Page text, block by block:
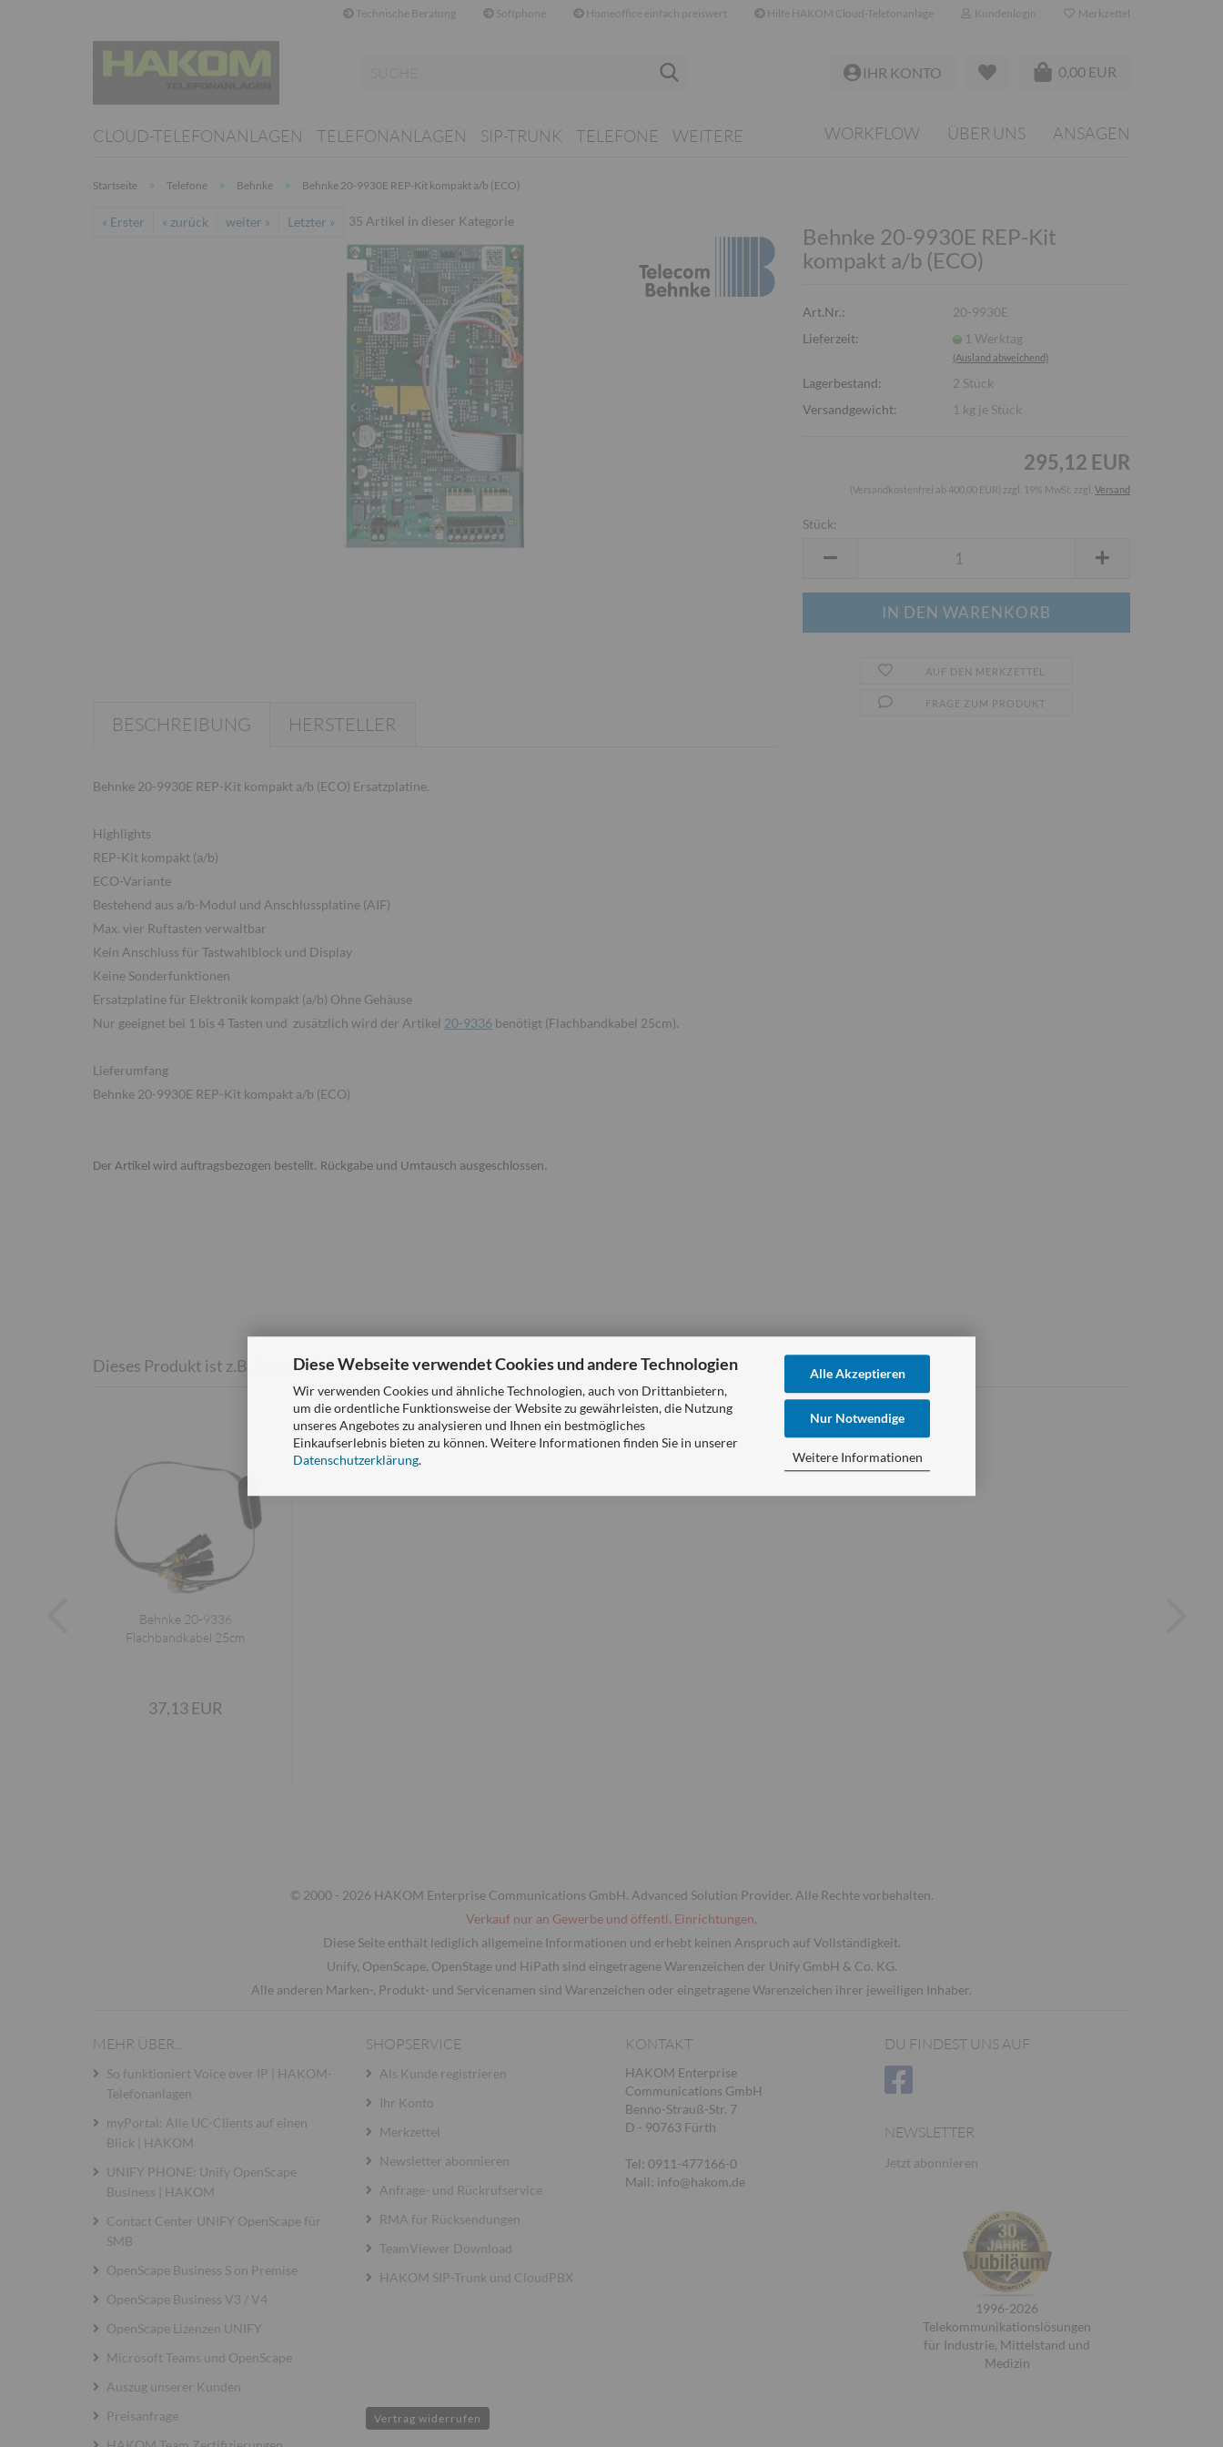
Diese Webseite verwendet Cookies und andere Technologien
Wir verwenden Cookies und ähnliche Technologien, auch von Drittanbietern,
um die ordentliche Funktionsweise der Website zu gewährleisten, die Nutzung
unseres Angebotes zu analysieren und Ihnen ein bestmögliches
Einkaufserlebnis bieten zu können. Weitere Informationen finden Sie in unserer
Datenschutzerklärung.
Alle Akzeptieren
Nur Notwendige
Weitere Informationen
Technische Beratung Softphone Homeoffice einfach preiswert Hilfe HAKOM Cloud-Telefonanlage Kundenlogin Merkzettel
0,00 EUR
IHR KONTO
CLOUD-TELEFONANLAGEN TELEFONANLAGEN SIP-TRUNK TELEFONE WORKFLOW ÜBER UNS ANSAGEN
WEITERE
Startseite » Telefone » Behnke » Behnke 20-9930E REP-Kit kompakt a/b (ECO)
« Erster « zurück weiter » Letzter » 35 Artikel in dieser Kategorie
Behnke 20-9930E REP-Kit
kompakt a/b (ECO)
Art.Nr.:
20-9930E
Lieferzeit:
1 Werktag
(Ausland abweichend)
Lagerbestand: 2 Stück
Versandgewicht:
1 kg je Stück
295,12 EUR
(Versandkostenfrei ab 400,00 EUR) zzgl. 19% MwSt. zzgl. Versand
Stück:
Stück
AUF DEN MERKZETTEL
FRAGE ZUM PRODUKT
BESCHREIBUNG HERSTELLER
Behnke 20-9930E REP-Kit kompakt a/b (ECO) Ersatzplatine.
Highlights
REP-Kit kompakt (a/b)
ECO-Variante
Bestehend aus a/b-Modul und Anschlussplatine (AIF)
Max. vier Ruftasten verwaltbar
Kein Anschluss für Tastwahlblock und Display
Keine Sonderfunktionen
Ersatzplatine für Elektronik kompakt (a/b) Ohne Gehäuse
Nur geeignet bei 1 bis 4 Tasten und zusätzlich wird der Artikel 20-9336 benötigt (Flachbandkabel 25cm).
Lieferumfang
Behnke 20-9930E REP-Kit kompakt a/b (ECO)
Der Artikel wird auftragsbezogen bestellt. Rückgabe und Umtausch ausgeschlossen.
Dieses Produkt ist z.B. kompatibel zu:
Behnke 20-9336
Flachbandkabel 25cm
37,13 EUR
© 2000 - 2026 HAKOM Enterprise Communications GmbH. Advanced Solution Provider. Alle Rechte vorbehalten.
Verkauf nur an Gewerbe und öffentl. Einrichtungen.
Diese Seite enthält lediglich allgemeine Informationen und erhebt keinen Anspruch auf Vollständigkeit.
Unify, OpenScape, OpenStage und HiPath sind eingetragene Warenzeichen der Unify GmbH & Co. KG.
Alle anderen Marken-, Produkt- und Servicenamen sind Warenzeichen oder eingetragene Warenzeichen ihrer jeweiligen Inhaber.
MEHR ÜBER...
So funktioniert Voice over IP | HAKOM-
Telefonanlagen
myPortal: Alle UC-Clients auf einen
Blick | HAKOM
UNIFY PHONE: Unify OpenScape
Business | HAKOM
Contact Center UNIFY OpenScape für
SMB
OpenScape Business S on Premise
OpenScape Business V3 / V4
OpenScape Lizenzen UNIFY
Microsoft Teams und OpenScape
Auszug unserer Kunden
Preisanfrage
SHOPSERVICE
Als Kunde registrieren
Ihr Konto
Merkzettel
Newsletter abonnieren
Anfrage- und Rückrufservice
RMA für Rücksendungen
TeamViewer Download
HAKOM SIP-Trunk und CloudPBX
KONTAKT
HAKOM Enterprise
Communications GmbH
Benno-Strauß-Str. 7
D - 90763 Fürth
Tel: 0911-477166-0
Mail: info@hakom.de
DU FINDEST UNS AUF
NEWSLETTER
Jetzt abonnieren
1996-2026
Telekommunikationslösungen
für Industrie, Mittelstand und
Medizin
Vertrag widerrufen